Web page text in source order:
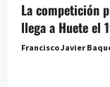
La competición
llega a Huete el
Francisco Javier